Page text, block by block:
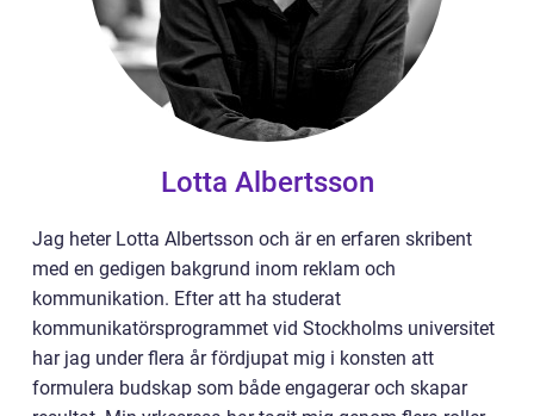
Lotta Albertsson
Jag heter Lotta Albertsson och är en erfaren skribent
med en gedigen bakgrund inom reklam och
kommunikation. Efter att ha studerat
kommunikatörsprogrammet vid Stockholms universitet
har jag under flera år fördjupat mig i konsten att
formulera budskap som både engagerar och skapar